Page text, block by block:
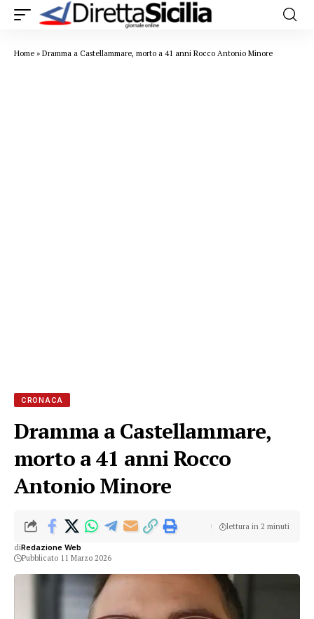
Home » Dramma a Castellammare, morto a 41 anni Rocco Antonio Minore
CRONACA
Dramma a Castellammare,
morto a 41 anni Rocco
Antonio Minore
diRedazione Web
Pubblicato 11 Marzo 2026
lettura in 2 minuti